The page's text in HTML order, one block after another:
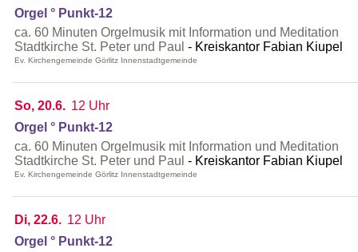
Orgel ° Punkt-12
ca. 60 Minuten Orgelmusik mit Information und Meditation
Stadtkirche St. Peter und Paul
Kreiskantor Fabian Kiupel
Ev. Kirchengemeinde Görlitz Innenstadtgemeinde
So, 20.6. 12 Uhr
Orgel ° Punkt-12
ca. 60 Minuten Orgelmusik mit Information und Meditation
Stadtkirche St. Peter und Paul
Kreiskantor Fabian Kiupel
Ev. Kirchengemeinde Görlitz Innenstadtgemeinde
Di, 22.6. 12 Uhr
Orgel ° Punkt-12